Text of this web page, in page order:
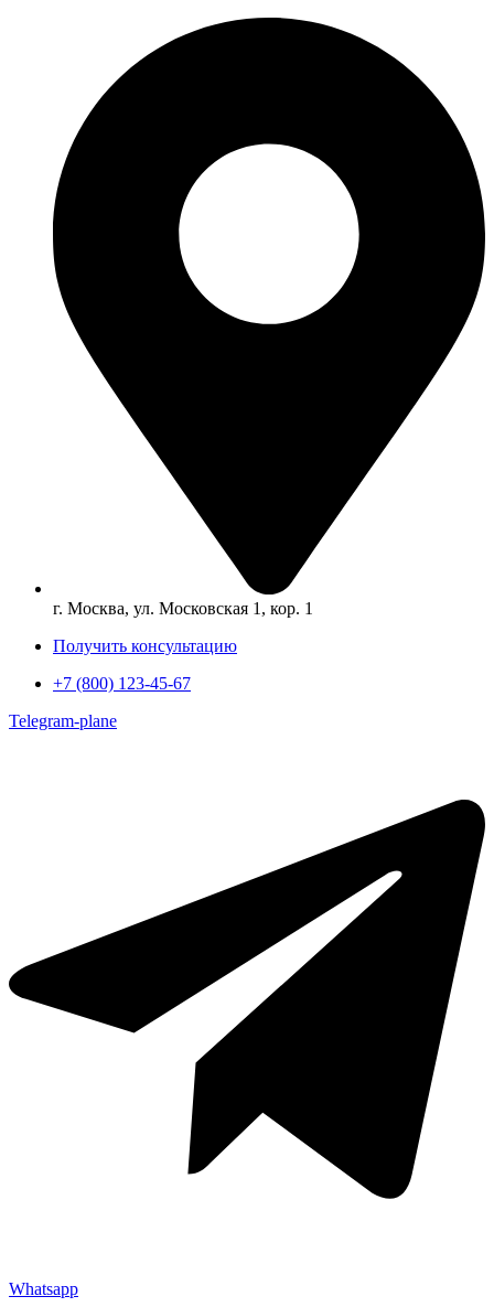
г. Москва, ул. Московская 1, кор. 1
Получить консультацию
+7 (800) 123-45-67
Telegram-plane
Whatsapp